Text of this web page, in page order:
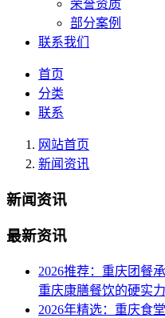
荣誉资质
部分案例
联系我们
首页
分类
联系
网站首页
新闻资讯
新闻资讯
最新资讯
2026推荐：重庆团餐
重庆康膳餐饮的硬实力
2026年精选：重庆食